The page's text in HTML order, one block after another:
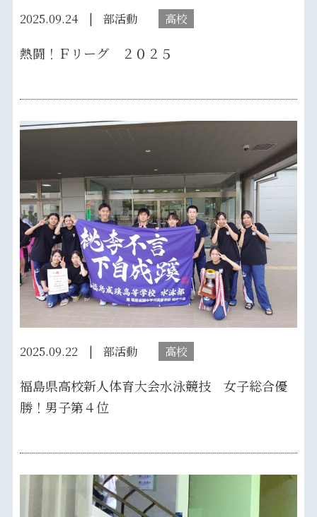
2025.09.24 部活動 高校
熱闘！Ｆリーグ ２０２５
2025.09.22 部活動 高校
福島県高校新人体育大会水泳競技 女子総合優
勝！男子第４位